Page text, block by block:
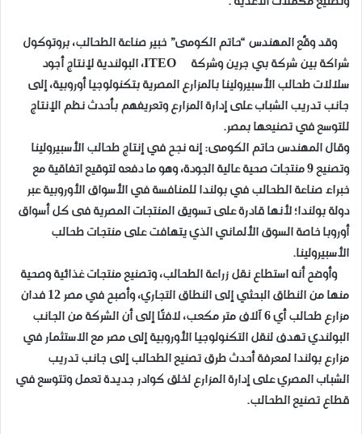
وقد وقَّع المهندس “حاتم الكومى” خبير صناعة الطحالب، بروتوكول
شراكة بين شركة بي جرين وشركة ITEO، البولندية لإنتاج أجود
سلالات طحالب الأسبيرولينا بالمزارع المصرية بتكنولوجيا أوروبية، إلى
جانب تدريب الشباب على إدارة المزارع وتعريفهم بأحدث نظم الإنتاج
للتوسع في تصنيعها بمصر.
وقال المهندس حاتم الكومى: إنه نجح في إنتاج طحالب الأسبيرولينا
وتصنيع 9 منتجات صحية عالية الجودة، وهو ما دفعه لتوقيع اتفاقية مع
خبراء صناعة الطحالب في بولندا للمنافسة في الأسواق الأوروبية عبر
دولة بولندا؛ لأنها قادرة على تسويق المنتجات المصرية فى كل أسواق
أوروبا خاصة السوق الألماني الذي يتهافت على منتجات طحالب
الأسبيرولينا.
وأوضح أنه استطاع نقل زراعة الطحالب، وتصنيع منتجات غذائية وصحية
منها من النطاق البحثي إلى النطاق التجاري، وأصبح في مصر 12 فدان
مزارع طحالب أي 6 آلاف متر مكعب، لافتًا إلى أن الشركة من الجانب
البولندي تهدف لنقل التكنولوجيا الأوروبية إلى مصر مع الاستثمار في
مزارع بولندا لمعرفة أحدث طرق تصنيع الطحالب إلى جانب تدريب
الشباب المصري على إدارة المزارع لخلق كوادر جديدة تعمل وتتوسع في
قطاع تصنيع الطحالب.